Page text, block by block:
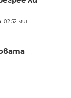
02:52 мин.